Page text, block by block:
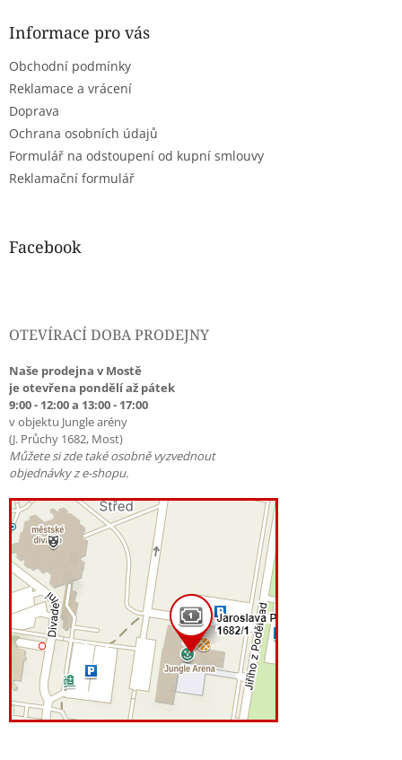
Informace pro vás
Obchodní podmínky
Reklamace a vrácení
Doprava
Ochrana osobních údajů
Formulář na odstoupení od kupní smlouvy
Reklamační formulář
Facebook
OTEVÍRACÍ DOBA PRODEJNY
Naše prodejna v Mostě
je otevřena pondělí až pátek
9:00 - 12:00 a 13:00 - 17:00
v objektu Jungle arény
(J. Průchy 1682, Most)
Můžete si zde také osobně vyzvednout
objednávky z e-shopu.